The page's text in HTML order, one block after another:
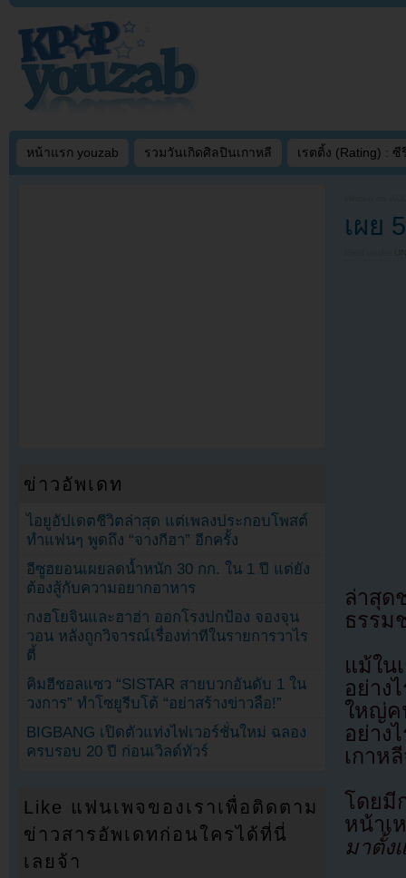
หน้าแรก youzab รวมวันเกิดศิลปินเกาหลี เรตติ้ง (Rating) : ซี
เผย
ล่าสุด
ธรรม
แม้ใ
อย่าง
ใหญ่ค
อย่าง
เกาห
โดยมี
หน้าเ
มาตั้ง
ข่าวอัพเดท
ไอยูอัปเดตชีวิตล่าสุด แต่เพลงประกอบโพสต์
ทำแฟนๆ พูดถึง “จางกีฮา” อีกครั้ง
อีซูฮยอนเผยลดน้ำหนัก 30 กก. ใน 1 ปี แต่ยัง
ต้องสู้กับความอยากอาหาร
กงฮโยจินและฮาฮ่า ออกโรงปกป้อง จองจุน
วอน หลังถูกวิจารณ์เรื่องท่าทีในรายการวาไร
ตี้
คิมฮีชอลแซว “SISTAR สายบวกอันดับ 1 ใน
วงการ” ทำโซยูรีบโต้ “อย่าสร้างข่าวลือ!”
BIGBANG เปิดตัวแท่งไฟเวอร์ชั่นใหม่ ฉลอง
ครบรอบ 20 ปี ก่อนเวิลด์ทัวร์
Like แฟนเพจของเราเพื่อติดตาม
ข่าวสารอัพเดทก่อนใครได้ที่นี่
เลยจ้า